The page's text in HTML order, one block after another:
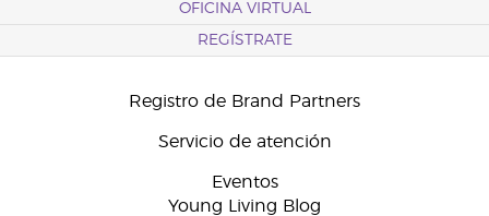
OFICINA VIRTUAL
REGÍSTRATE
Registro de Brand Partners
Servicio de atención
Eventos
Young Living Blog